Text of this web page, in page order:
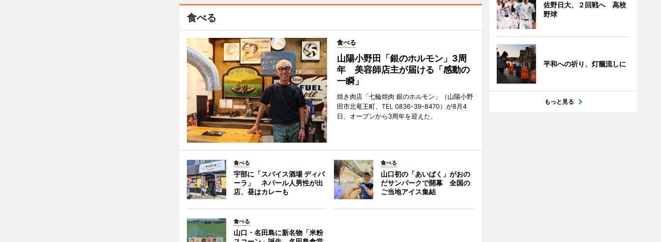
食べる
食べる
山陽小野田「銀のホルモン」3周
年 美容師店主が届ける「感動の
一瞬」
焼き肉店「七輪焼肉 銀のホルモン」（山陽小野
田市北竜王町、TEL 0836-39-8470）が8月4
日、オープンから3周年を迎えた。
食べる
宇部に「スパイス酒場 ディパ
ーラ」 ネパール人男性が出
店、昼はカレーも
食べる
山口初の「あいぱく」がおの
だサンパークで開幕 全国の
ご当地アイス集結
食べる
山口・名田島に新名物「米粉
佐野日大、２回戦へ 高校
野球
平和への祈り、灯籠流しに
もっと見る